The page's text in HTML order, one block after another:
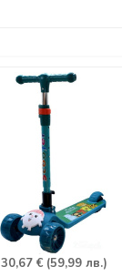
30,67 € (59,99 лв.)